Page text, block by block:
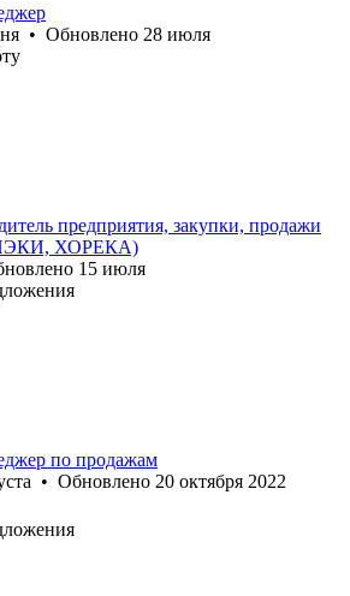
• Обновлено 28 июля
предприятия, закупки, продажи
ХОРЕКА)
15 июля
по продажам
• Обновлено 20 октября 2022